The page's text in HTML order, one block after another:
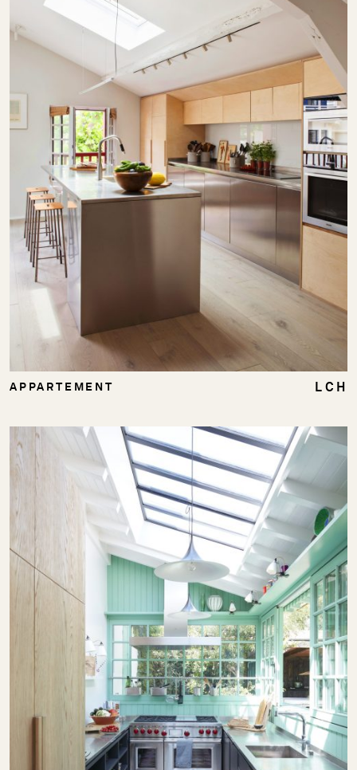
APPARTEMENT LCH